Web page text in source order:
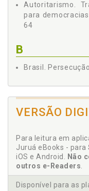
3.2.1 A
3.2.2 A
3.4 JUSTIÇA DE
CONCLUSÃO, p. 233
REFERÊNCIAS, p. 243
Autoritarismo.
para
64
B
Brasil.
Chile. Persecução
Conceito.
transição e de
Conclusão, p. 233
Cone Sul.
Tribunais
VERSÃO
Para leitura em
Juruá eBooks - para
iOS e Android. Não
outros e-Readers.
Disponível para as